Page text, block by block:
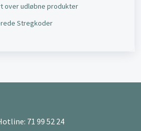
over udløbne produkter
Stregkoder
71 99 52 24